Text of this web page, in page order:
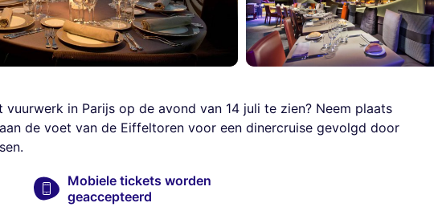
in Parijs op de avond van 14 juli te zien? Neem plaats
de voet van de Eiffeltoren voor een dinercruise gevolgd door
Mobiele tickets worden
geaccepteerd